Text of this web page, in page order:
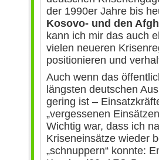
der 1990er Jahre bis
Kosovo- und den
kann ich mir das auch
vielen neueren
positionieren und
Auch wenn das
längsten deutschen
gering ist –
„vergessenen
Wichtig war, dass ich
Kriseneinsätze wieder
„schnuppern“ konnte: